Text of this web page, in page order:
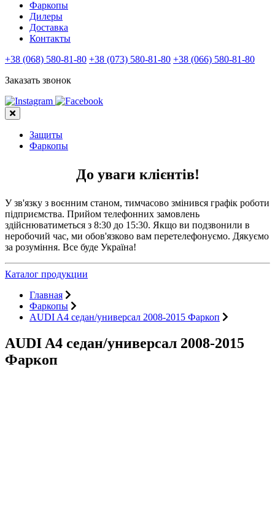
Фаркопы
Дилеры
Доставка
Контакты
+38 (068) 580-81-80 +38 (073) 580-81-80 +38 (066) 580-81-80
Заказать звонок
Защиты
Фаркопы
До уваги клієнтів!
У зв'язку з воєнним станом, тимчасово змінився графік роботи
підприємства. Прийом телефонних замовлень
здійснюватиметься з 8:30 до 15:30. Якщо ви подзвонили в
неробочий час, ми обов'язково вам перетелефонуємо. Дякуємо
за розуміння. Все буде Україна!
Каталог продукции
Главная
Фаркопы
AUDI A4 седан/универсал 2008-2015 Фаркоп
AUDI A4 седан/универсал 2008-2015
Фаркоп